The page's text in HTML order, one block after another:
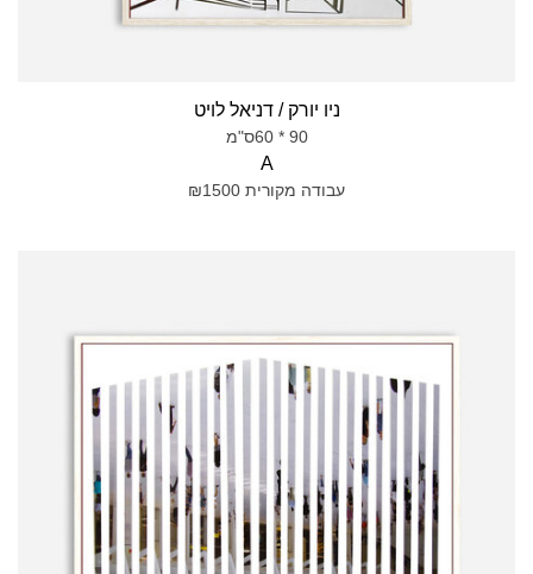
ניו יורק / דניאל לויט
90 * 60ס"מ
A
עבודה מקורית ₪1500